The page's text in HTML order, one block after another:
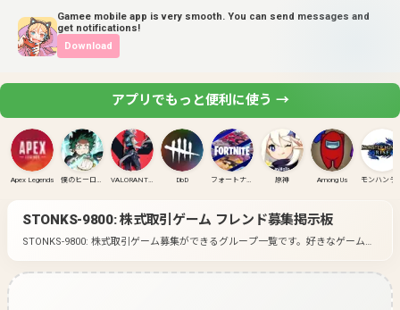
Gamee mobile app is very smooth. You can send messages and
get notifications!
Download
アプリでもっと便利に使う →
Apex Legends 僕のヒーローアカデミア ULTRA RUMBLE VALORANT(PC) DbD フォートナイト 原神 Among Us
STONKS-9800: 株式取引ゲーム フレンド募集掲示板
STONKS-9800: 株式取引ゲーム募集ができるグループ一覧です。 好きなゲームの